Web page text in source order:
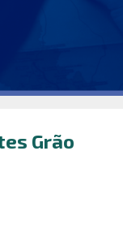
Grão